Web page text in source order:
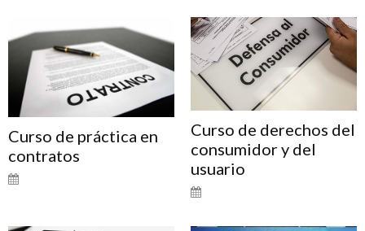
Curso de práctica en
contratos
Curso de derechos del
consumidor y del
usuario